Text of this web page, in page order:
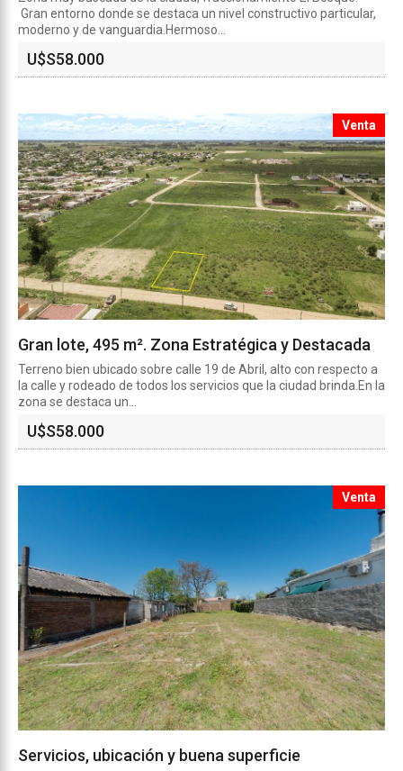
Gran entorno donde se destaca un nivel constructivo particular,
moderno y de vanguardia.Hermoso...
U$S58.000
Venta
Gran lote, 495 m². Zona Estratégica y Destacada
Terreno bien ubicado sobre calle 19 de Abril, alto con respecto a
la calle y rodeado de todos los servicios que la ciudad brinda.En la
zona se destaca un...
U$S58.000
Venta
Servicios, ubicación y buena superficie